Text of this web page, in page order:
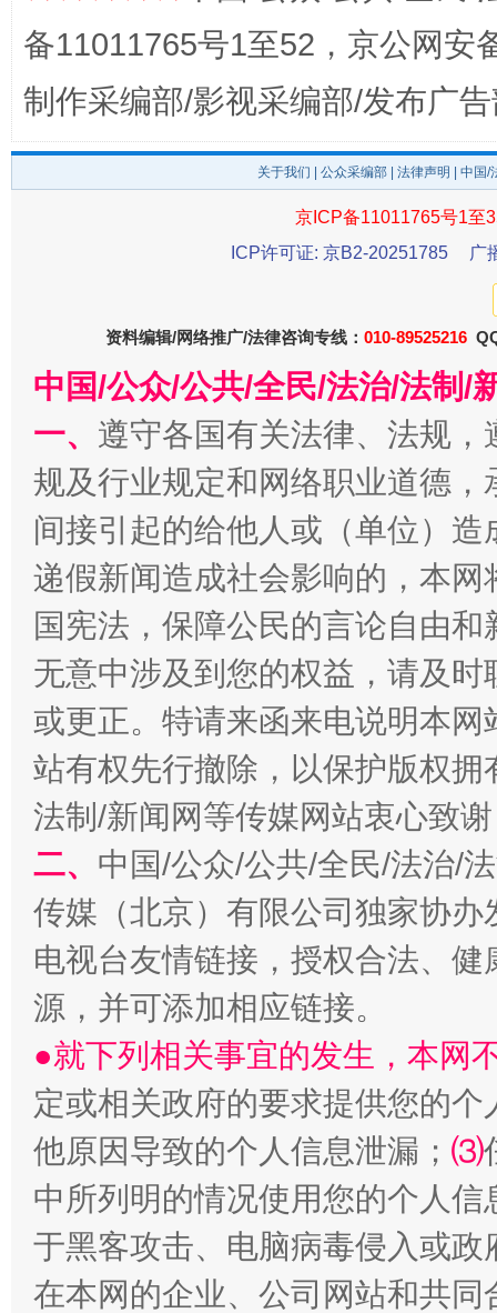
受贿1.44亿！段成刚被判无期 从幼
全民健身五年计划来了！等你上场
阿坝州三大球赛在茂县开幕 规模
备11011765号1至52，京公网安
制作采编部/影视采编部/发布广
关于我们 公众采编部 法律声明 | 中国
京ICP备11011765号1至
ICP许可证: 京B2-20251785
广
资料编辑/网络推广/法律咨询专线： 010-89525216
中国/公众/公共/全民/法治/法制/
一、 遵守各国有关法律、法规
规及行业规定和网络职业道德
间接引起的给他人或（单位）
递假新闻造成社会影响的，本
国宪法，保障公民的言论自由
无意中涉及到您的权益，请及
或更正。特请来函来电说明本
站有权先行撤除，以保护版权
法制/新闻网等传媒网站衷心致
二、 中国/公众/公共/全民/法治/
传媒（北京）有限公司独家协
电视台友情链接，授权合法、
源，并可添加相应链接。
●就下列相关事宜的发生，本网
定或相关政府的要求提供您的个
他原因导致的个人信息泄漏； ⑶
中所列明的情况使用您的个人
于黑客攻击、电脑病毒侵入或
在本网的企业、公司网站和共